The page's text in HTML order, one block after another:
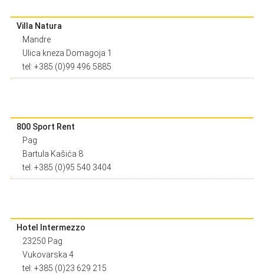
Villa Natura
Mandre
Ulica kneza Domagoja 1
tel: +385 (0)99 496 5885
800 Sport Rent
Pag
Bartula Kašića 8
tel: +385 (0)95 540 3404
Hotel Intermezzo
23250 Pag
Vukovarska 4
tel: +385 (0)23 629 215